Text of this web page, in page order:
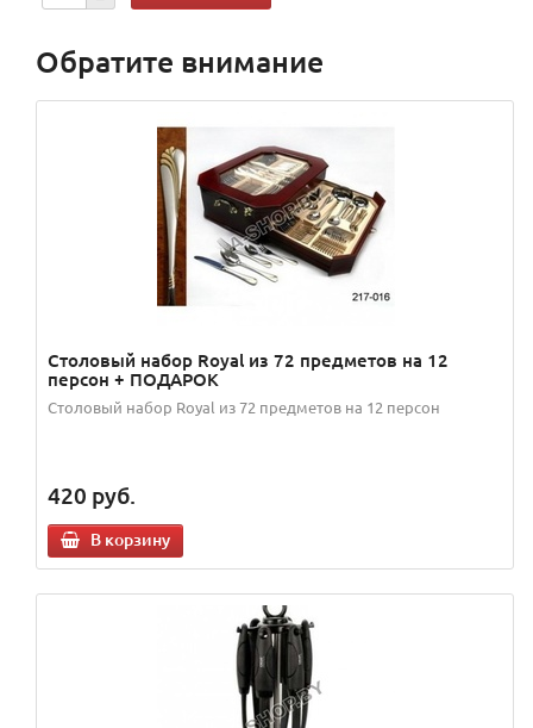
Обратите внимание
Столовый набор Royal из 72 предметов на 12
персон + ПОДАРОК
Столовый набор Royal из 72 предметов на 12 персон
420 руб.
В корзину